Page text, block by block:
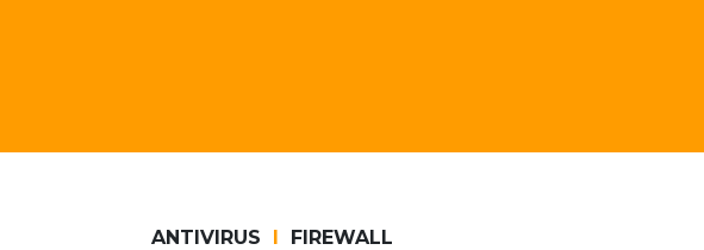
ANTIVIRUS I FIREWALL